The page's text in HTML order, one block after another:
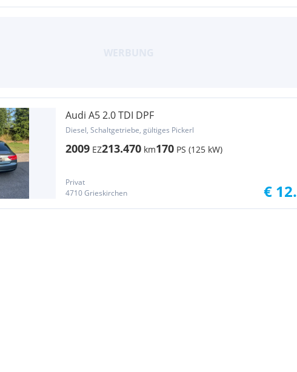
Audi A5 2.0 TDI DPF
Diesel, Schaltgetriebe, gültiges Pickerl
2009 EZ213.470 km170 PS (125 kW)
Privat
4710 Grieskirchen
€